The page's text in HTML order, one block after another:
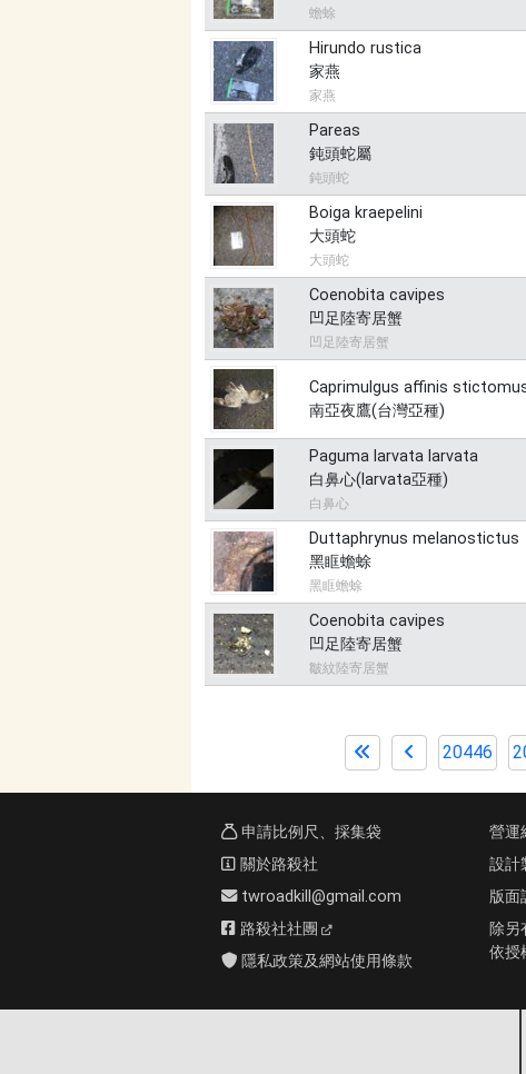
蟾蜍
Hirundo rustica
家燕
家燕
Pareas
鈍頭蛇屬
鈍頭蛇
Boiga kraepelini
大頭蛇
大頭蛇
Coenobita cavipes
凹足陸寄居蟹
凹足陸寄居蟹
Caprimulgus affinis
南亞夜鷹(台灣亞種)
Paguma larvata larvata
白鼻心(larvata亞種)
白鼻心
Duttaphrynus melanostictus
黑眶蟾蜍
黑眶蟾蜍
Coenobita cavipes
凹足陸寄居蟹
皺紋陸寄居蟹
20446
申請比例尺、採集袋
關於路殺社
twroadkill@gmail.com
路殺社社團
隱私政策及網站使用條款
營運
設計
版面
除另
依授